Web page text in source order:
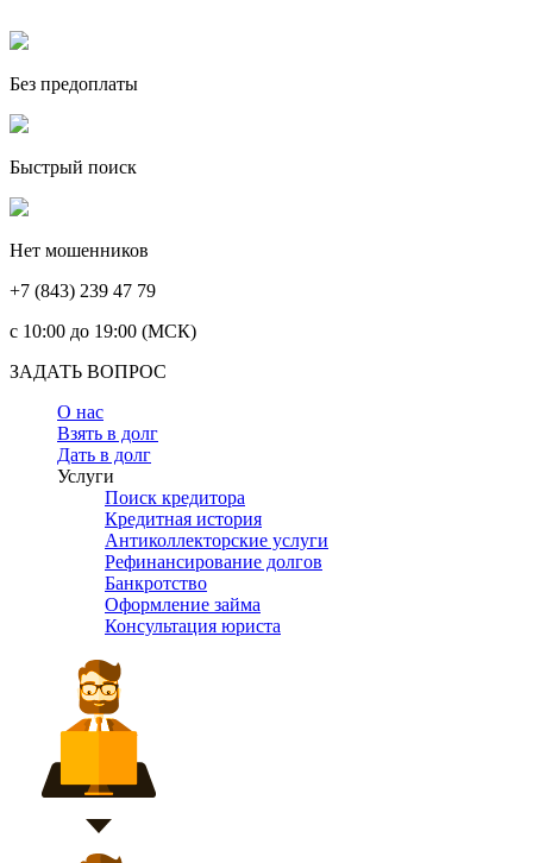
Без предоплаты
Быстрый поиск
Нет мошенников
+7 (843) 239 47 79
c 10:00 до 19:00 (МСК)
ЗАДАТЬ ВОПРОС
О нас
Взять в долг
Дать в долг
Услуги
Поиск кредитора
Кредитная история
Антиколлекторские услуги
Рефинансирование долгов
Банкротство
Оформление займа
Консультация юриста